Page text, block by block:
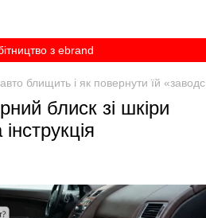
з ebrand
блищить і як повернути їй
блиск зі шкіри